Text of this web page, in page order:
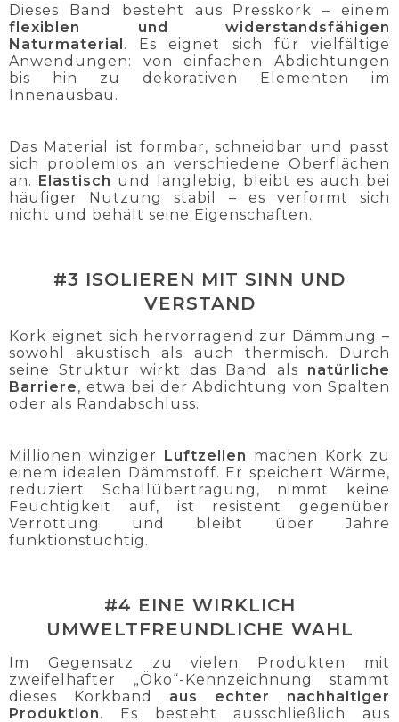
Dieses Band besteht aus Presskork – einem
flexiblen und widerstandsfähigen
Naturmaterial. Es eignet sich für vielfältige
Anwendungen: von einfachen Abdichtungen
bis hin zu dekorativen Elementen im
Innenausbau.
Das Material ist formbar, schneidbar und passt
sich problemlos an verschiedene Oberflächen
an. Elastisch und langlebig, bleibt es auch bei
häufiger Nutzung stabil – es verformt sich
nicht und behält seine Eigenschaften.
#3 ISOLIEREN MIT SINN UND
VERSTAND
Kork eignet sich hervorragend zur Dämmung –
sowohl akustisch als auch thermisch. Durch
seine Struktur wirkt das Band als natürliche
Barriere, etwa bei der Abdichtung von Spalten
oder als Randabschluss.
Millionen winziger Luftzellen machen Kork zu
einem idealen Dämmstoff. Er speichert Wärme,
reduziert Schallübertragung, nimmt keine
Feuchtigkeit auf, ist resistent gegenüber
Verrottung und bleibt über Jahre
funktionstüchtig.
#4 EINE WIRKLICH
UMWELTFREUNDLICHE WAHL
Im Gegensatz zu vielen Produkten mit
zweifelhafter „Öko“-Kennzeichnung stammt
dieses Korkband aus echter nachhaltiger
Produktion. Es besteht ausschließlich aus